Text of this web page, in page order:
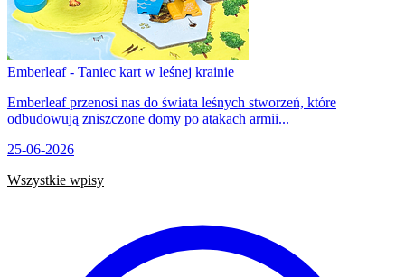
Emberleaf - Taniec kart w leśnej krainie
Emberleaf przenosi nas do świata leśnych stworzeń, które
odbudowują zniszczone domy po atakach armii...
25-06-2026
Wszystkie wpisy